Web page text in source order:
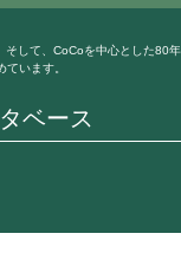
ベース
そして、CoCoを中心とした80年
います。